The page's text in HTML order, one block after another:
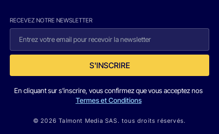
RECEVEZ NOTRE NEWSLETTER
S'INSCRIRE
En cliquant sur s'inscrire, vous confirmez que vous acceptez nos
Termes et Conditions
© 2026 Talmont Media SAS. tous droits réservés.